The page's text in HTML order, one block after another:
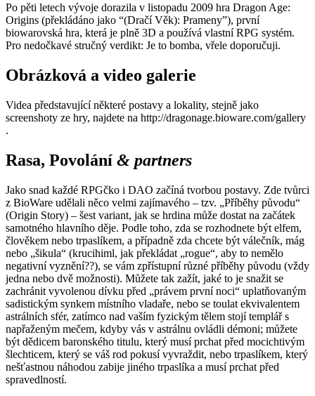
Po pěti letech vývoje dorazila v listopadu 2009 hra Dragon Age:
Origins (překládáno jako “(Dračí Věk): Prameny”), první
biowarovská hra, která je plně 3D a používá vlastní RPG systém.
Pro nedočkavé stručný verdikt: Je to bomba, vřele doporučuji.
Obrázková a video galerie
Videa představující některé postavy a lokality, stejně jako
screenshoty ze hry, najdete na http://dragonage.bioware.com/gallery
.
Rasa, Povolání & partners
Jako snad každé RPGčko i DAO začíná tvorbou postavy. Zde tvůrci
z BioWare udělali něco velmi zajímavého – tzv. „Příběhy původu“
(Origin Story) – šest variant, jak se hrdina může dostat na začátek
samotného hlavního děje. Podle toho, zda se rozhodnete být elfem,
člověkem nebo trpaslíkem, a případně zda chcete být válečník, mág
nebo „šikula“ (krucihiml, jak překládat „rogue“, aby to nemělo
negativní vyznění??), se vám zpřístupní různé příběhy původu (vždy
jedna nebo dvě možnosti). Můžete tak zažít, jaké to je snažit se
zachránit vyvolenou dívku před „právem první noci“ uplatňovaným
sadistickým synkem místního vladaře, nebo se toulat ekvivalentem
astrálních sfér, zatímco nad vaším fyzickým tělem stojí templář s
napřaženým mečem, kdyby vás v astrálnu ovládli démoni; můžete
být dědicem baronského titulu, který musí prchat před mocichtivým
šlechticem, který se váš rod pokusí vyvraždit, nebo trpaslíkem, který
nešťastnou náhodou zabije jiného trpaslíka a musí prchat před
spravedlností.